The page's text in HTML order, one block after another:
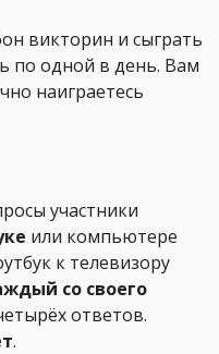
викторин и сыграть
по одной в день. Вам
наиграетесь
участники
или компьютере
к телевизору
со своего
ответов.
.